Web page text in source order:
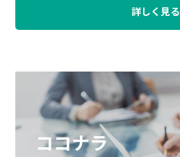
詳しく見る
ココナラ